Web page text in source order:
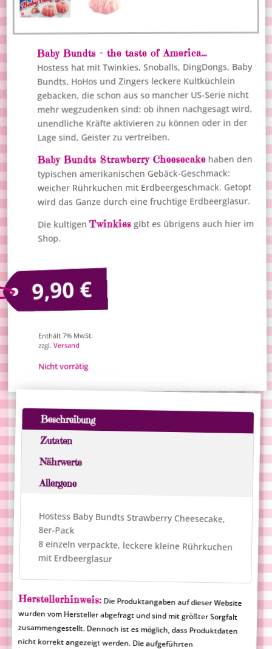
Baby Bundts – the taste of America…
Hostess hat mit Twinkies, Snoballs, DingDongs, Baby
Bundts, HoHos und Zingers leckere Kultküchlein
gebacken, die schon aus so mancher US-Serie nicht
mehr wegzudenken sind: ob ihnen nachgesagt wird,
unendliche Kräfte aktivieren zu können oder in der
Lage sind, Geister zu vertreiben.
Baby Bundts Strawberry Cheesecakehaben den
typischen amerikanischen Gebäck-Geschmack:
weicher Rührkuchen mit Erdbeergeschmack. Getopt
wird das Ganze durch eine fruchtige Erdbeerglasur.
Die kultigenTwinkies gibt es übrigens auch hier im
Shop.
9,90€
Enthält 7% MwSt.
zzgl.Versand
Nicht vorrätig
Beschreibung
Zutaten
Nährwerte
Allergene
Hostess Baby Bundts Strawberry Cheesecake,
8er-Pack
8 einzeln verpackte, leckere kleine Rührkuchen
mit Erdbeerglasur
Herstellerhinweis:Die Produktangaben auf dieser Website
wurden vom Hersteller abgefragt und sind mit größter Sorgfalt
zusammengestellt. Dennoch ist es möglich, dass Produktdaten
nicht korrekt angezeigt werden. Die aufgeführten
Produktinformationen sind rechtlich nicht verbindlich und
Merlinum Magic Candy übernimmt für falsche Angaben keine